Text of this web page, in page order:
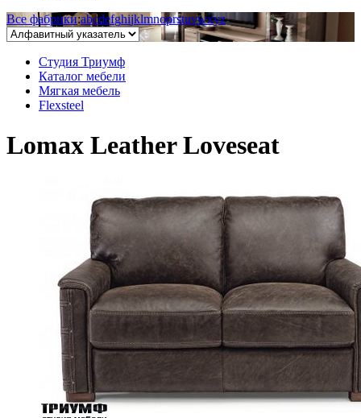
Все фабрики:abcdefghijklmnoprstuvwxyz
Студия Триумф
Каталог мебели
Мягкая мебель
Flexsteel
Lomax Leather Loveseat